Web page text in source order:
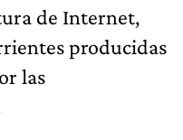
de Internet,
producidas
las